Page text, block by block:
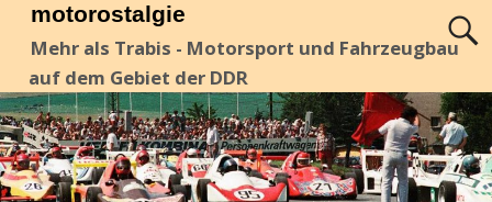
motorostalgie
Mehr als Trabis - Motorsport und Fahrzeugbau
auf dem Gebiet der DDR